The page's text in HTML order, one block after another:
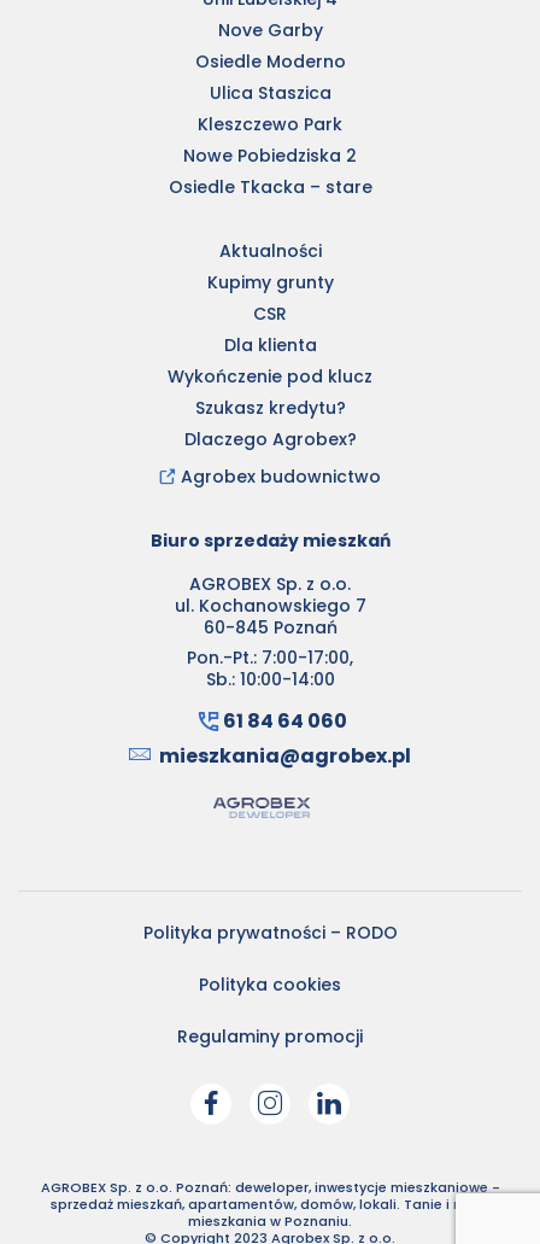
Nove Garby
Osiedle Moderno
Ulica Staszica
Kleszczewo Park
Nowe Pobiedziska 2
Osiedle Tkacka – stare
Aktualności
Kupimy grunty
CSR
Dla klienta
Wykończenie pod klucz
Szukasz kredytu?
Dlaczego Agrobex?
Agrobex budownictwo
Biuro sprzedaży mieszkań
AGROBEX Sp. z o.o.
ul. Kochanowskiego 7
60-845 Poznań
Pon.-Pt.: 7:00-17:00,
Sb.: 10:00-14:00
61 84 64 060
mieszkania@agrobex.pl
Polityka prywatności – RODO
Polityka cookies
Regulaminy promocji
AGROBEX Sp. z o.o. Poznań: deweloper, inwestycje mieszkaniowe -
sprzedaż mieszkań, apartamentów, domów, lokali. Tanie i nowe
mieszkania w Poznaniu.
© Copyright 2023 Agrobex Sp. z o.o.